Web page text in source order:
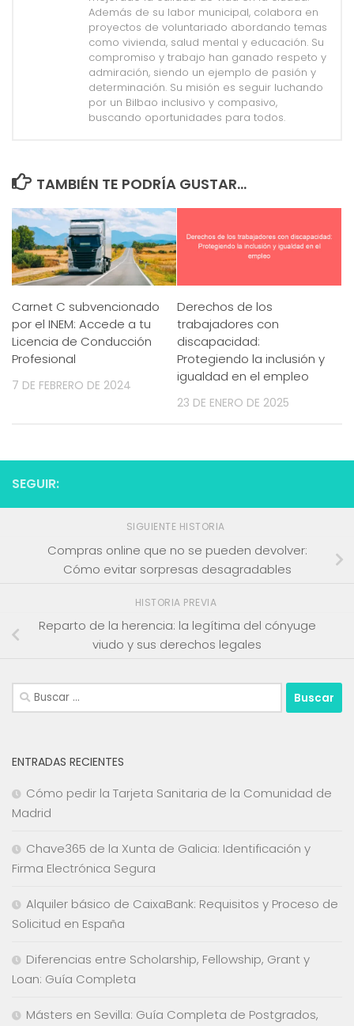
Además de su labor municipal, colabora en
proyectos de voluntariado abordando temas
como vivienda, salud mental y educación. Su
compromiso y trabajo han ganado respeto y
admiración, siendo un ejemplo de pasión y
determinación. Su misión es seguir luchando
por un Bilbao inclusivo y compasivo,
buscando oportunidades para todos.
TAMBIÉN TE PODRÍA GUSTAR...
Carnet C subvencionado
por el INEM: Accede a tu
Licencia de Conducción
Profesional
7 DE FEBRERO DE 2024
Derechos de los
trabajadores con
discapacidad:
Protegiendo la inclusión y
igualdad en el empleo
23 DE ENERO DE 2025
SEGUIR:
SIGUIENTE HISTORIA
Compras online que no se pueden devolver:
Cómo evitar sorpresas desagradables
HISTORIA PREVIA
Reparto de la herencia: la legítima del cónyuge
viudo y sus derechos legales
Buscar:
ENTRADAS RECIENTES
Cómo pedir la Tarjeta Sanitaria de la Comunidad de
Madrid
Chave365 de la Xunta de Galicia: Identificación y
Firma Electrónica Segura
Alquiler básico de CaixaBank: Requisitos y Proceso de
Solicitud en España
Diferencias entre Scholarship, Fellowship, Grant y
Loan: Guía Completa
Másters en Sevilla: Guía Completa de Postgrados,